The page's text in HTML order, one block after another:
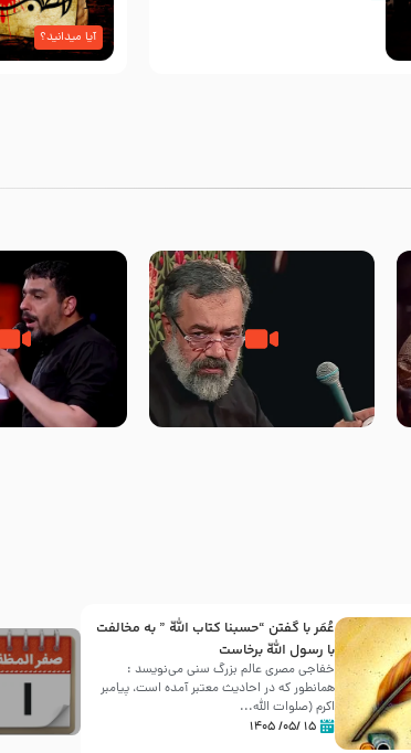
آیا میدانید؟
مادر منم مثل تو خمیدم – حاج
محمود کریمی – شهادت حضرت
تک ، عبّاس،
حاج حنیف
عُمَر با گفتن “حسبنا كتاب اللّه ” به مخالفت
با رسول اللّه برخاست
خفاجی مصری عالم بزرگ سنی می‌نویسد :
همانطور که در احادیث معتبر آمده است، پیامبر
اکرم (صلوات اللّه...
۱۵ /۰۵/ ۱۴۰۵
30 صفر المظفر
شهادت حضرت علی بن موسی الرضا (علیه السلام) در روز
آخـر صفر سـال 203 هـ .ق. هشـتمین اختر تابناک امامت